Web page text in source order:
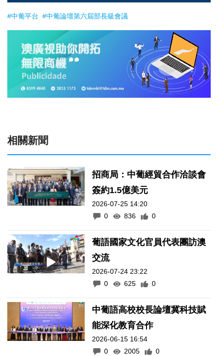
#中葡平台 #中葡論壇第六屆部長級會議
相關新聞
招商局：中葡經貿合作洽談會
簽約1.5億美元
2026-07-25 14:20
0
836 0
葡語國家文化官員代表團訪澳
交流
2026-07-24 23:22
0
625 0
中葡語高校校長論壇冀科技賦
能深化教育合作
2026-06-15 16:54
0
2005 0